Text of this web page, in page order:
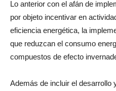
Lo anterior con el afán de
por objeto incentivar en
eficiencia energética, la
que reduzcan el consumo
compuestos de efecto
Además de incluir el desarrollo